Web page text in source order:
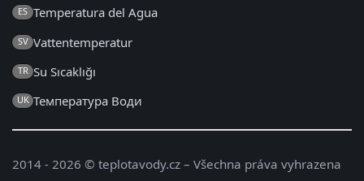
ES Temperatura del Agua
SV Vattentemperatur
TR Su Sıcaklığı
UK Температура Води
2014 - 2026 © teplotavody.cz – Všechna práva vyhrazena